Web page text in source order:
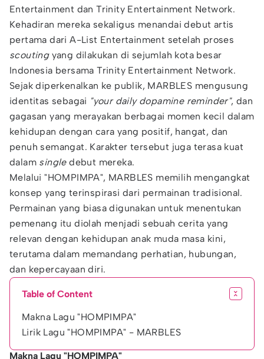
Entertainment dan Trinity Entertainment Network.
Kehadiran mereka sekaligus menandai debut artis
pertama dari A-List Entertainment setelah proses
scouting yang dilakukan di sejumlah kota besar
Indonesia bersama Trinity Entertainment Network.
Sejak diperkenalkan ke publik, MARBLES mengusung
identitas sebagai "your daily dopamine reminder", dan
gagasan yang merayakan berbagai momen kecil dalam
kehidupan dengan cara yang positif, hangat, dan
penuh semangat. Karakter tersebut juga terasa kuat
dalam singledebut mereka.
Melalui "HOMPIMPA", MARBLES memilih mengangkat
konsep yang terinspirasi dari permainan tradisional.
Permainan yang biasa digunakan untuk menentukan
pemenang itu diolah menjadi sebuah cerita yang
relevan dengan kehidupan anak muda masa kini,
terutama dalam memandang perhatian, hubungan,
dan kepercayaan diri.
Table of Content
Makna Lagu "HOMPIMPA"
Lirik Lagu "HOMPIMPA" - MARBLES
Makna Lagu "HOMPIMPA"